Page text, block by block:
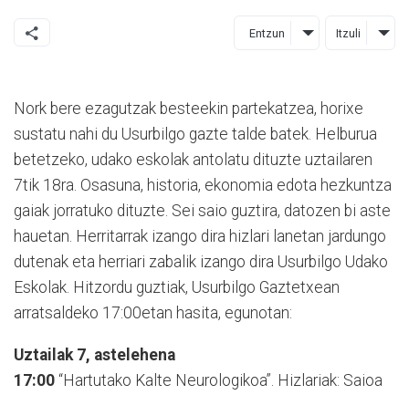
Entzun Itzuli
Nork bere ezagutzak besteekin partekatzea, horixe
sustatu nahi du Usurbilgo gazte talde batek. Helburua
betetzeko, udako eskolak antolatu dituzte uztailaren
7tik 18ra. Osasuna, historia, ekonomia edota hezkuntza
gaiak jorratuko dituzte. Sei saio guztira, datozen bi aste
hauetan. Herritarrak izango dira hizlari lanetan jardungo
dutenak eta herriari zabalik izango dira Usurbilgo Udako
Eskolak. Hitzordu guztiak, Usurbilgo Gaztetxean
arratsaldeko 17:00etan hasita, egunotan:
Uztailak 7, astelehena
17:00 “Hartutako Kalte Neurologikoa”. Hizlariak: Saioa